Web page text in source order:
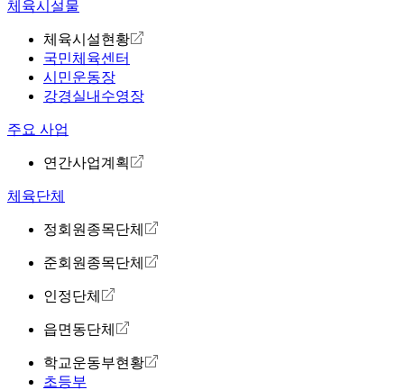
체육시설물
체육시설현황
국민체육센터
시민운동장
강경실내수영장
주요 사업
연간사업계획
체육단체
정회원종목단체
준회원종목단체
인정단체
읍면동단체
학교운동부현황
초등부